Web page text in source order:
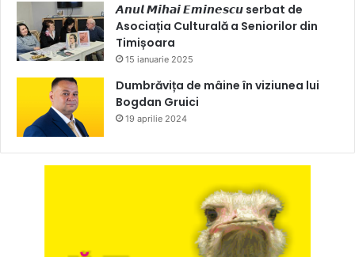
𝘼𝙣𝙪𝙡 𝙈𝙞𝙝𝙖𝙞 𝙀𝙢𝙞𝙣𝙚𝙨𝙘𝙪 serbat de
Asociația Culturală a Seniorilor din
Timișoara
15 ianuarie 2025
Dumbrăvița de mâine în viziunea lui
Bogdan Gruici
19 aprilie 2024